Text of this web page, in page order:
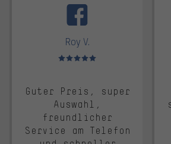
Roy V.
Bewertungen: 5 von 5
Guter Preis, super
Auswahl,
freundlicher
Service am Telefon